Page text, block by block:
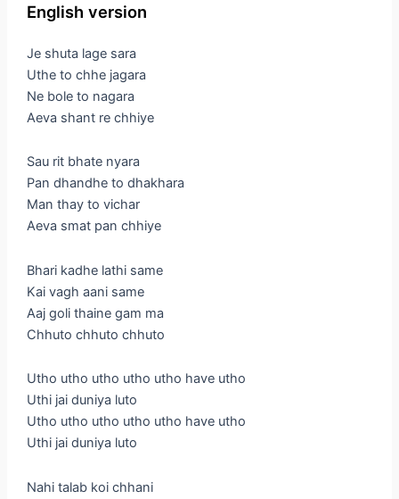
English version
Je shuta lage sara
Uthe to chhe jagara
Ne bole to nagara
Aeva shant re chhiye
Sau rit bhate nyara
Pan dhandhe to dhakhara
Man thay to vichar
Aeva smat pan chhiye
Bhari kadhe lathi same
Kai vagh aani same
Aaj goli thaine gam ma
Chhuto chhuto chhuto
Utho utho utho utho utho have utho
Uthi jai duniya luto
Utho utho utho utho utho have utho
Uthi jai duniya luto
Nahi talab koi chhani